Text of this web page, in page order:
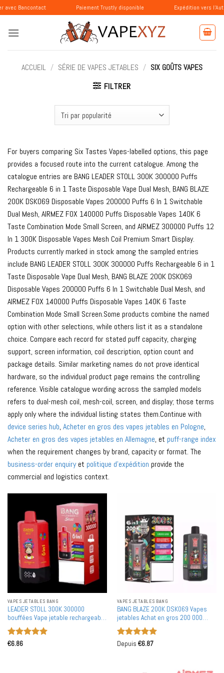
Passer
au
contenu
Paiement Trustly disponible Expédition vers l'Autriche, la
ACCUEIL / SÉRIE DE VAPES JETABLES / SIX GOÛTS VAPES
FILTRER
For buyers comparing Six Tastes Vapes-labelled options, this page
provides a focused route into the current catalogue. Among the
catalogue entries are BANG LEADER STOLL 300K 300000 Puffs
Rechargeable 6 in 1 Taste Disposable Vape Dual Mesh, BANG BLAZE
200K DSK069 Disposable Vapes 200000 Puffs 6 In 1 Switchable
Dual Mesh, AIRMEZ FOX 140000 Puffs Disposable Vapes 140K 6
Taste Combination Mode Small Screen, and AIRMEZ 300000 Puffs 12
In 1 300K Disposable Vapes Mesh Coil Premium Smart Display.
Products currently marked in stock among the sampled entries
include BANG LEADER STOLL 300K 300000 Puffs Rechargeable 6 in 1
Taste Disposable Vape Dual Mesh, BANG BLAZE 200K DSK069
Disposable Vapes 200000 Puffs 6 In 1 Switchable Dual Mesh, and
AIRMEZ FOX 140000 Puffs Disposable Vapes 140K 6 Taste
Combination Mode Small Screen.Some products combine the named
option with other selections, while others list it as a standalone
choice. Compare each record for stated puff capacity, charging
support, screen information, coil description, option count and
package details. Similar marketing names do not prove identical
hardware, so the individual product page remains the controlling
reference. Visible catalogue wording across the sampled models
refers to dual-mesh coil, mesh-coil, screen, and display; those terms
apply only where the individual listing states them.Continue with
device series hub, Acheter en gros des vapes jetables en Pologne,
Acheter en gros des vapes jetables en Allemagne, et puff-range index
when the requirement changes by brand, capacity or format. The
business-order enquiryet politique d'expédition provide the
commercial and logistics context.
VAPES JETABLES BANG
LEADER STOLL 300K 300000
bouffées Vape jetable rechargeable
6 en 1 goût Achat en gros en vrac
Double maille
Note
€6.86
VAPES JETABLES BANG
BANG BLAZE 200K DSK069 Vapes
jetables Achat en gros 200 000
bouffées 6 en 1 Double maille
interchangeable
Note 5sur
Depuis €6.87